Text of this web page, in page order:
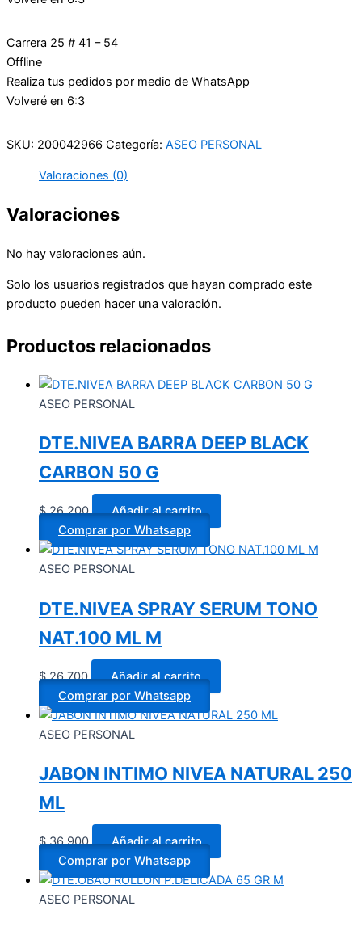
Carrera 25 # 41 – 54
Offline
Realiza tus pedidos por medio de WhatsApp
Volveré en 6:3
SKU: 200042966 Categoría: ASEO PERSONAL
Valoraciones (0)
Valoraciones
No hay valoraciones aún.
Solo los usuarios registrados que hayan comprado este
producto pueden hacer una valoración.
Productos relacionados
ASEO PERSONAL
DTE.NIVEA BARRA DEEP BLACK
CARBON 50 G
$26.200
Añadir al carrito
Comprar por Whatsapp
ASEO PERSONAL
DTE.NIVEA SPRAY SERUM TONO
NAT.100 ML M
$26.700
Añadir al carrito
Comprar por Whatsapp
ASEO PERSONAL
JABON INTIMO NIVEA NATURAL 250
ML
$36.900
Añadir al carrito
Comprar por Whatsapp
ASEO PERSONAL